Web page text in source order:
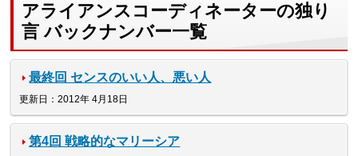
アライアンスコーディネーターの独り
言 バックナンバー一覧
最終回 センスのいい人、悪い人
更新日：2012年 4月18日
第4回 戦略的なマリーシア